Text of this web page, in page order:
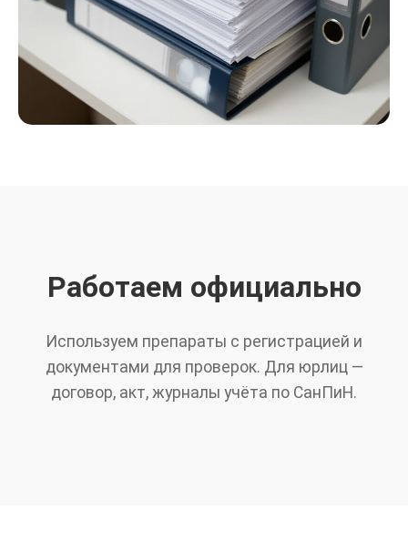
Работаем официально
Используем препараты с регистрацией и
документами для проверок. Для юрлиц —
договор, акт, журналы учёта по СанПиН.